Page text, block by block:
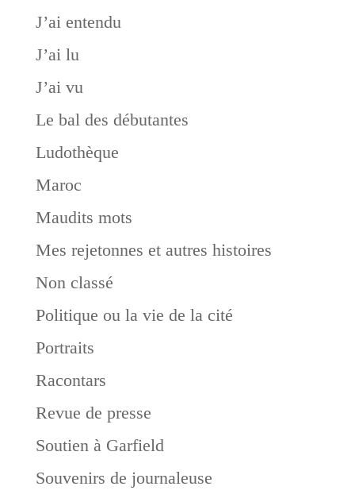
J’ai entendu
J’ai lu
J’ai vu
Le bal des débutantes
Ludothèque
Maroc
Maudits mots
Mes rejetonnes et autres histoires
Non classé
Politique ou la vie de la cité
Portraits
Racontars
Revue de presse
Soutien à Garfield
Souvenirs de journaleuse